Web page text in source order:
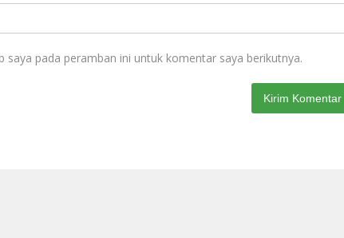
saya pada peramban ini untuk komentar saya berikutnya.